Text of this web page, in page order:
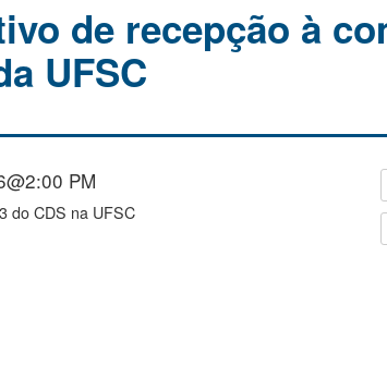
de recepção à
UFSC
PM
do CDS na UFSC